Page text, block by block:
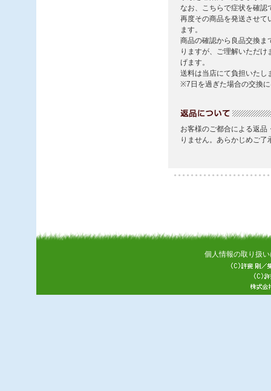
個人情報の取り扱